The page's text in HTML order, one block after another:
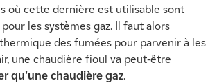
où cette dernière est utilisable sont
les systèmes gaz. Il faut alors
des fumées pour parvenir à les
une chaudière fioul va peut-être
qu'une chaudière gaz.